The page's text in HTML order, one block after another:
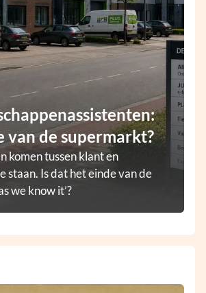
van de supermarkt?
komen tussen klant en
staan. Is dat het einde van de
we know it’?